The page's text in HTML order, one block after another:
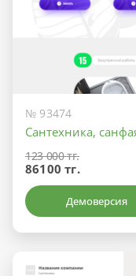
№ 93474
Сантехника,
123 000 тг.
86100 тг.
Демоверсия